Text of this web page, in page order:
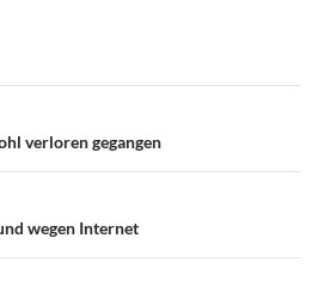
verloren gegangen
wegen Internet